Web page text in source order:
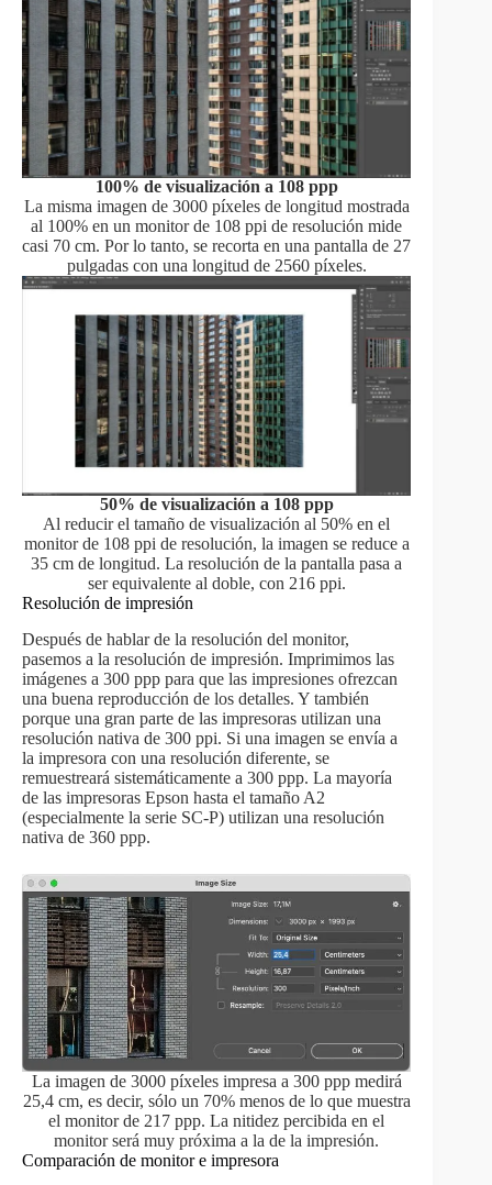
100% de visualización a 108 ppp
La misma imagen de 3000 píxeles de longitud mostrada
al 100% en un monitor de 108 ppi de resolución mide
casi 70 cm. Por lo tanto, se recorta en una pantalla de 27
pulgadas con una longitud de 2560 píxeles.
50% de visualización a 108 ppp
Al reducir el tamaño de visualización al 50% en el
monitor de 108 ppi de resolución, la imagen se reduce a
35 cm de longitud. La resolución de la pantalla pasa a
ser equivalente al doble, con 216 ppi.
Resolución de impresión
Después de hablar de la resolución del monitor,
pasemos a la resolución de impresión. Imprimimos las
imágenes a 300 ppp para que las impresiones ofrezcan
una buena reproducción de los detalles. Y también
porque una gran parte de las impresoras utilizan una
resolución nativa de 300 ppi. Si una imagen se envía a
la impresora con una resolución diferente, se
remuestreará sistemáticamente a 300 ppp. La mayoría
de las impresoras Epson hasta el tamaño A2
(especialmente la serie SC-P) utilizan una resolución
nativa de 360 ppp.
La imagen de 3000 píxeles impresa a 300 ppp medirá
25,4 cm, es decir, sólo un 70% menos de lo que muestra
el monitor de 217 ppp. La nitidez percibida en el
monitor será muy próxima a la de la impresión.
Comparación de monitor e impresora